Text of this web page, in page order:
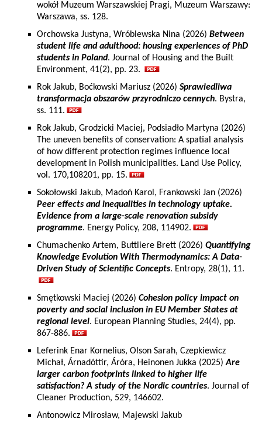
wokół Muzeum Warszawskiej Pragi, Muzeum Warszawy:
Warszawa, ss. 128.
Orchowska Justyna, Wróblewska Nina (2026) Between
student life and adulthood: housing experiences of PhD
students in Poland. Journal of Housing and the Built
Environment, 41(2), pp. 23.
Rok Jakub, Boćkowski Mariusz (2026) Sprawiedliwa
transformacja obszarów przyrodniczo cennych. Bystra,
ss. 111.
Rok Jakub, Grodzicki Maciej, Podsiadło Martyna (2026)
The uneven benefits of conservation: A spatial analysis
of how different protection regimes influence local
development in Polish municipalities. Land Use Policy,
vol. 170,108201, pp. 15.
Sokołowski Jakub, Madoń Karol, Frankowski Jan (2026)
Peer effects and inequalities in technology uptake.
Evidence from a large-scale renovation subsidy
programme. Energy Policy, 208, 114902.
Chumachenko Artem, Buttliere Brett (2026) Quantifying
Knowledge Evolution With Thermodynamics: A Data-
Driven Study of Scientific Concepts. Entropy, 28(1), 11.
Smętkowski Maciej (2026) Cohesion policy impact on
poverty and social inclusion in EU Member States at
regional level. European Planning Studies, 24(4), pp.
867-886.
Leferink Enar Kornelius, Olson Sarah, Czepkiewicz
Michał, Árnadóttir, Áróra, Heinonen Jukka (2025)Are
larger carbon footprints linked to higher life
satisfaction? A study of the Nordic countries. Journal of
Cleaner Production, 529, 146602.
Antonowicz Mirosław, Majewski Jakub